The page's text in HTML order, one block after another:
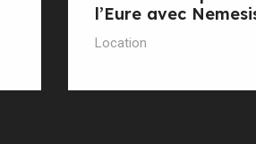
l’Eure avec
Location